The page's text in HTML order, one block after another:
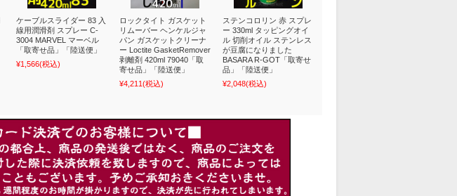
ケーブルスライダー 83 入
線用潤滑剤 スプレー C-
3004 MARVEL マーベル
「取寄せ品」「陸送便」
¥1,566(税込)
ロックタイト ガスケット
リムーバー ヘンケルジャ
パン ガスケットクリーナ
ー Loctite GasketRemover
剥離剤 420ml 79040「取
寄せ品」「陸送便」
¥4,211(税込)
ステンコロリン 赤 スプレ
ー 330ml タッピングオイ
ル 切削オイル ステンレス
が豆腐になりました
BASARA R-GOT「取寄せ
品」「陸送便」
¥2,048(税込)